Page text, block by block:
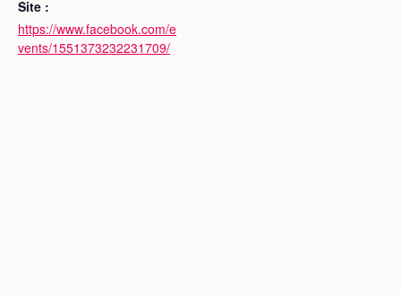
Site :
https://www.facebook.com/e
vents/1551373232231709/